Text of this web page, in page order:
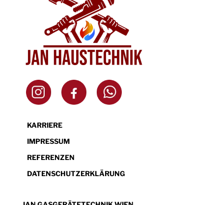
KARRIERE
IMPRESSUM
REFERENZEN
DATENSCHUTZERKLÄRUNG